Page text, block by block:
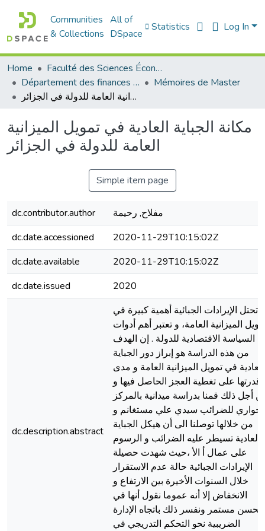
Communities
& Collections
All of
DSpace
Statistics Log In
Home
Faculté des Sciences Économiques Commerciales et des Sciences de Gestion
Département des finances et de comptabilité
Mémoires de Master
مكانة الجباية العادية في تمويل الميزانية العامة للدولة في الجزائر
مكانة الجباية العادية في تمويل الميزانية
العامة للدولة في الجزائر
Simple item page
dc.contributor.author
مفلاح, رحيمة
dc.date.accessioned
2020-11-29T10:15:02Z
dc.date.available
2020-11-29T10:15:02Z
dc.date.issued
2020
dc.description.abstract
تحتل الإيرادات الجبائية أهمية كبيرة في
الميزانية العامة، و تعتبر أهم أدوات
السياسة الاقتصادية للدولة . إن الهدف
من هذه الدراسة هو إبراز دور الجباية
العادية في تمويل الميزانية العامة و مدى
قدرتها على تغطية العجز الحاصل فيها و
أجل ذلك قمنا بدراسة ميدانية بالمركز
للضرائب سيدي علي مستغانم و
من خلالها توصلنا الى أن هيكل الجباية
العادية تسيطر عليه الضرائب و الرسوم
على عمال أ الأ ،حيث شهدت حصيلة
الإيرادات الجبائية حالة عدم الاستقرار
خلال السنوات الأخيرة بين الارتفاع و
الانخفاض إلا أنه عموما نقول أنها في
تحسن مستمر ونفسر ذلك باتجاه الإدارة
الضريبية نحو التحكم التدريجي في